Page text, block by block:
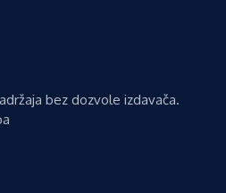
bez dozvole izdavača.